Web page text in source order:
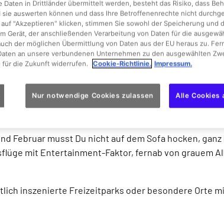
in der kältesten Jahreszeit wird Deutschland zu
Februar musst Du nicht auf dem Sofa hocken,
mit Entertainment-Faktor, fernab von grauem
inszenierte Freizeitparks oder besondere Orte
in Drittländer übermittelt werden, besteht das Risiko, dass
auswerten können und dass Ihre Betroffenenrechte nicht
"Akzeptieren" klicken, stimmen Sie sowohl der Speicherung und
Gerät, der anschließenden Verarbeitung von Daten für die
der möglichen Übermittlung von Daten aus der EU heraus zu.
an unsere verbundenen Unternehmen zu den ausgewählten
die Zukunft widerrufen.
Cookie-Richtlinie. Impressum.
Nur notwendige Cookies zulassen Alle Cookies